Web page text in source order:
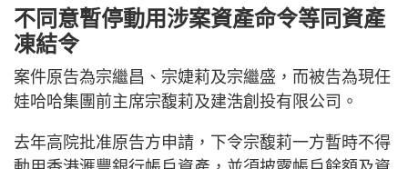
不同意暫停動用涉案資產命令等同資產
凍結令
案件原告為宗繼昌、宗婕莉及宗繼盛，而被告為現任
娃哈哈集團前主席宗馥莉及建浩創投有限公司。
去年高院批准原告方申請，下令宗馥莉一方暫時不得